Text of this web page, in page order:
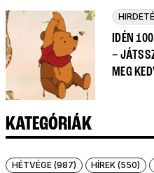
IDÉN
–
MEG
KATEGÓRIÁK
HÉTVÉGE (987) HÍREK (550)